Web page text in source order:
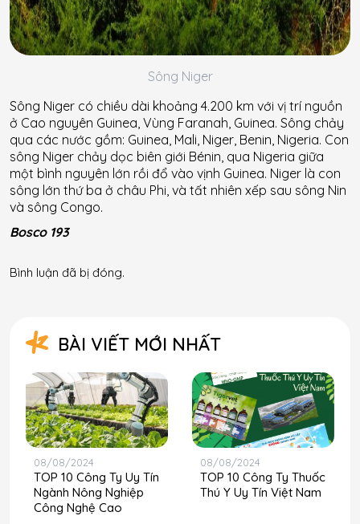
Sông Niger
Sông Niger có chiều dài khoảng 4.200 km với vị trí nguồn
ở Cao nguyên Guinea, Vùng Faranah, Guinea. Sông chảy
qua các nước gồm: Guinea, Mali, Niger, Benin, Nigeria. Con
sông Niger chảy dọc biên giới Bénin, qua Nigeria giữa
một bình nguyên lớn rồi đổ vào vịnh Guinea. Niger là con
sông lớn thứ ba ở châu Phi, và tất nhiên xếp sau sông Nin
và sông Congo.
Bosco 193
Bình luận đã bị đóng.
BÀI VIẾT MỚI NHẤT
08/08/2024
TOP 10 Công Ty Uy Tín
Ngành Nông Nghiệp
Công Nghệ Cao
08/08/2024
TOP 10 Công Ty Thuốc
Thú Y Uy Tín Việt Nam